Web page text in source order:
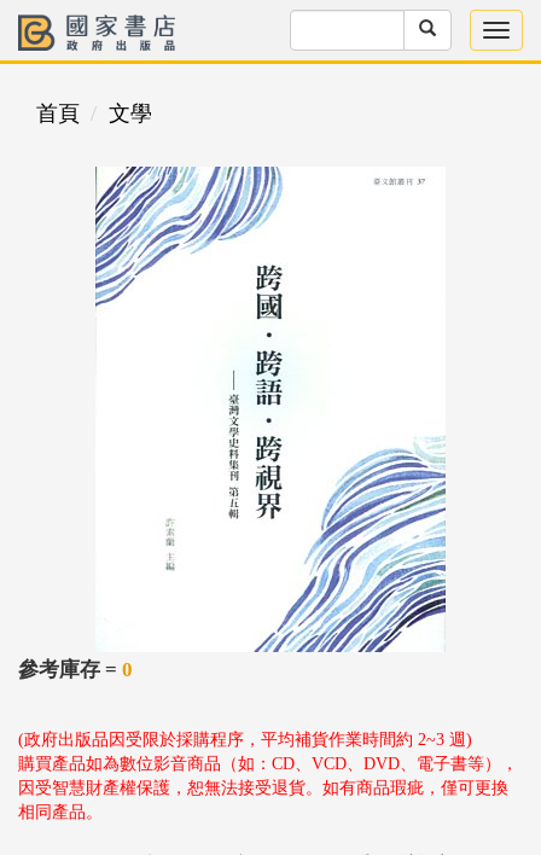
首頁 文學
參考庫存 = 0
(政府出版品因受限於採購程序，平均補貨作業時間約 2~3 週)
購買產品如為數位影音商品（如：CD、VCD、DVD、電子書等），
因受智慧財產權保護，恕無法接受退貨。如有商品瑕疵，僅可更換
相同產品。